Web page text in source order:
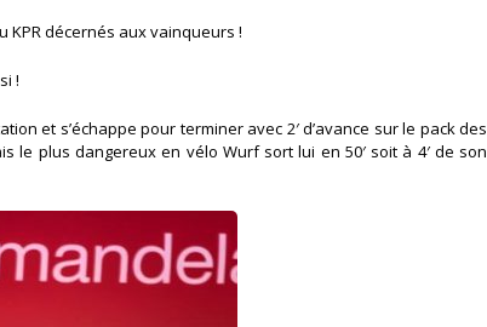
KPR décernés aux vainqueurs !
!
et s’échappe pour terminer avec 2′ d’avance sur le pack des
le plus dangereux en vélo Wurf sort lui en 50′ soit à 4′ de son